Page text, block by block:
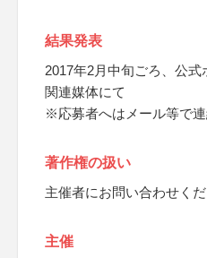
結果発表
2017年2月中旬ごろ、公
関連媒体にて
※応募者へはメール等で
著作権の扱い
主催者にお問い合わせく
主催